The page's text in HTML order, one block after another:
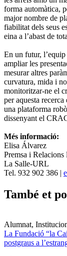
forma automàtica,
major nombre de
fiabilitat dels seus
eina a l’abast de
En un futur,
ampliar les
mesurar altres
curvatura, mida i
monitoritzar-ne el
per aquesta
una plataforma
dissenyant el
Més informació:
Elisa Álvarez
Premsa i Relacions
La Salle-URL
Tel. 932 902 386 |
També et
Alumnat,
La Fundació “la
postgraus a